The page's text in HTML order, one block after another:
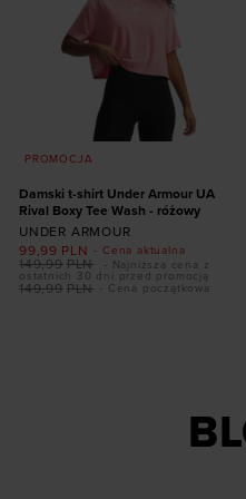
PROMOCJA
Damski t-shirt Under Armour UA
Rival Boxy Tee Wash - różowy
UNDER ARMOUR
- Cena aktualna
99,99 PLN
- Cena początkowa
149,99 PLN
149,99 PLN
- Najniższa cena z
ostatnich 30 dni przed promocją